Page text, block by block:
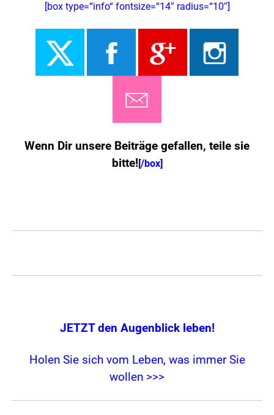
[box type=“info“ fontsize=“14″ radius=“10″]
Wenn Dir unsere Beiträge gefallen, teile sie
bitte! [/box]
JETZT den Augenblick leben!
Holen Sie sich vom Leben, was immer Sie
wollen >>>